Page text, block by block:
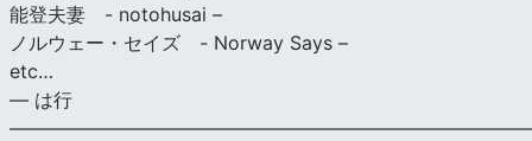
能登夫妻 - notohusai –
ノルウェー・セイズ - Norway Says –
etc…
— は行